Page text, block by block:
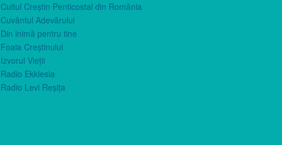
Cultul Creştin Penticostal din România
Cuvântul Adevărului
Din inimă pentru tine
Foaia Creştinului
Izvorul Vieţii
Radio Ekklesia
Radio Levi Reşiţa